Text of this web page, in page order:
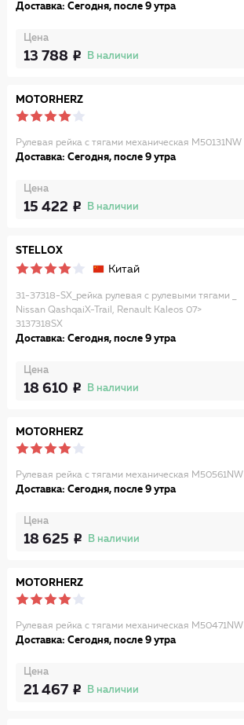
Доставка: Сегодня, после 9 утра
Цена
13 788 В наличии
MOTORHERZ
Рулевая рейка с тягами механическая M50131NW
Доставка: Сегодня, после 9 утра
Цена
15 422 В наличии
STELLOX
Китай
31-37318-SX_рейка рулевая с рулевыми тягами _
Nissan QashqaiX-Trail, Renault Kaleos 07>
3137318SX
Доставка: Сегодня, после 9 утра
Цена
18 610 В наличии
MOTORHERZ
Рулевая рейка с тягами механическая M50561NW
Доставка: Сегодня, после 9 утра
Цена
18 625 В наличии
MOTORHERZ
Рулевая рейка с тягами механическая M50471NW
Доставка: Сегодня, после 9 утра
Цена
21 467 В наличии